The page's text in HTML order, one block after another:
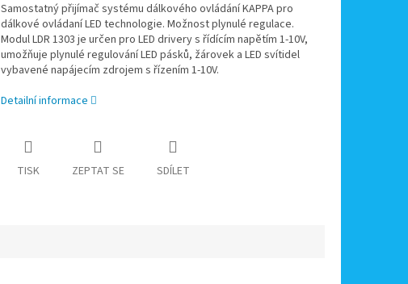
Samostatný přijímač systému dálkového ovládání KAPPA pro
dálkové ovládaní LED technologie. Možnost plynulé regulace.
Modul LDR 1303 je určen pro LED drivery s řídícím napětím 1-10V,
umožňuje plynulé regulování LED pásků, žárovek a LED svítidel
vybavené napájecím zdrojem s řízením 1-10V.
Detailní informace
TISK ZEPTAT SE SDÍLET